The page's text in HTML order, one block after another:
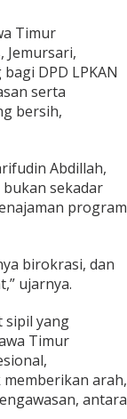
Timur
Jemursari,
DPD LPKAN
serta
bersih,
Abdillah,
bukan sekadar
program
birokrasi, dan
ujarnya.
sipil yang
Timur
arah,
antara